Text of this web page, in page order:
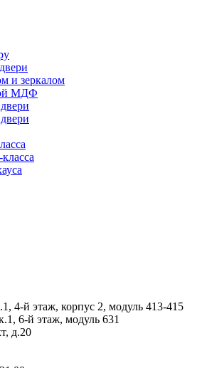
и зеркалом
МДФ
4-й этаж, корпус 2, модуль 413-415
6-й этаж, модуль 631
д.20